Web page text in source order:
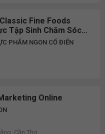
Fine Foods
Tập Sinh Chăm Sóc
Time 2026
PHẨM NGON CỔ ĐIỂN
Online
Cần Thơ